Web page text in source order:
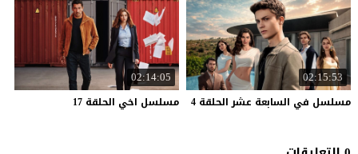
02:15:53
مسلسل في السابعة عشر الحلقة 4
02:14:05
مسلسل اخي الحلقة 17